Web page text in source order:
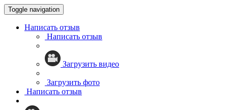
Toggle navigation
Написать отзыв
Написать отзыв
Загрузить видео
Загрузить фото
Написать отзыв